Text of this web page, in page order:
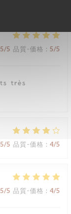
5/5 品質-価格 : 5/5
très
5/5 品質-価格 : 4/5
5/5 品質-価格 : 4/5